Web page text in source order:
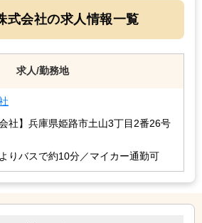
式会社の求人情報一覧
求人/勤務地
社】 兵庫県姫路市土山3丁目2番26号
りバスで約10分／マイカー通勤可